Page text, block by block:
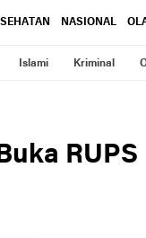
NASIONAL
Islami Kriminal